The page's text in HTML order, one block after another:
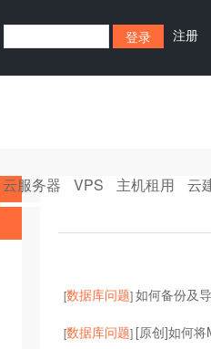
注册
云服务器 VPS 主机租用 云
[数据库问题]如何备份及
[数据库问题] [原创]如何